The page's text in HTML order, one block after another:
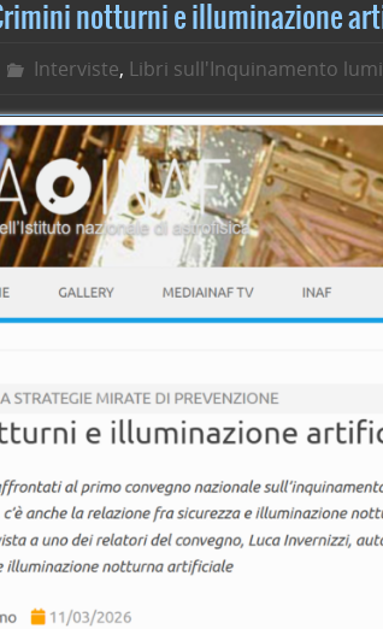
notturni e illuminazione
Interviste, Libri sull'Inquinamento